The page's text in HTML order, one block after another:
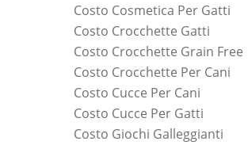
Costo Cosmetica Per Gatti
Costo Crocchette Gatti
Costo Crocchette Grain Free
Costo Crocchette Per Cani
Costo Cucce Per Cani
Costo Cucce Per Gatti
Costo Giochi Galleggianti